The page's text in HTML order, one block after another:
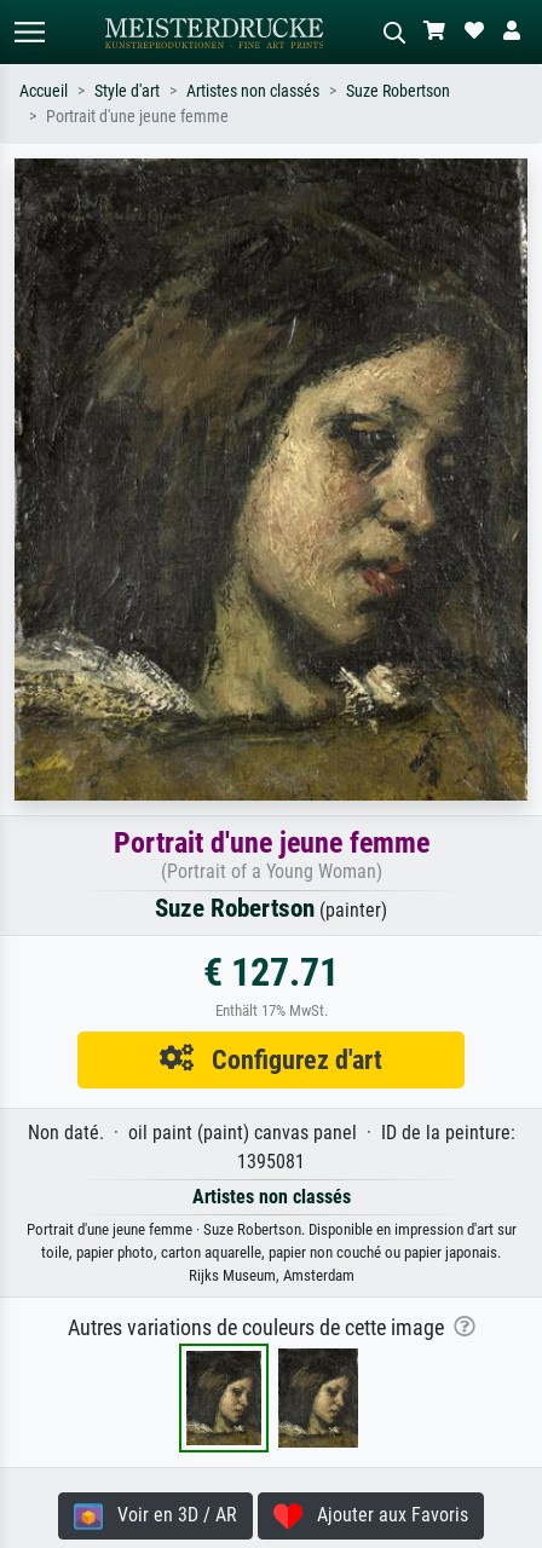
Recherchez par artiste, titre ou style –
ex. Monet, Nuit étoilée,
impressionnisme, vague de Hokusai,
Décrivez la scène – ex. prairie verte,
abstrait avec beaucoup de rouge,
tableau sombre, nu debout près d'un
arbre.
Accueil Style d'art Artistes non classés
Suze Robertson
Portrait d'une jeune femme
Portrait d'une jeune femme
(Portrait of a Young Woman)
Suze Robertson (painter)
€ 127.71
Enthält 17% MwSt.
Configurez d'art
Non daté. · oil paint (paint) canvas panel · ID de la peinture:
1395081
Artistes non classés
Portrait d'une jeune femme · Suze Robertson. Disponible en impression d'art sur
toile, papier photo, carton aquarelle, papier non couché ou papier japonais.
Rijks Museum, Amsterdam
Autres variations de couleurs de cette image
Voir en 3D / AR Ajouter aux Favoris